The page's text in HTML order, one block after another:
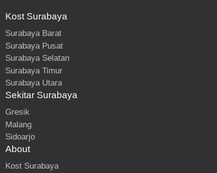
Kost Surabaya
Surabaya Barat
Surabaya Pusat
Surabaya Selatan
Surabaya Timur
Surabaya Utara
Sekitar Surabaya
Gresik
Malang
Sidoarjo
About
Kost Surabaya